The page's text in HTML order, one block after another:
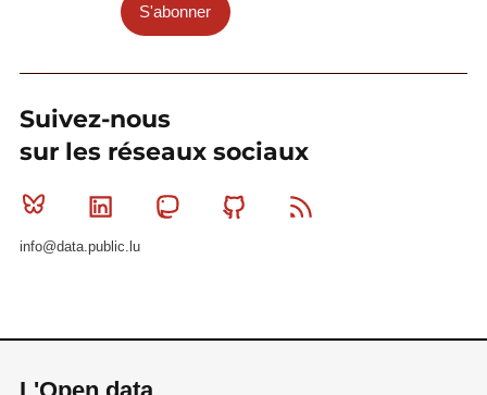
S'abonner
Suivez-nous
sur les réseaux sociaux
Bluesky Linkedin MastodonGithub
info@data.public.lu